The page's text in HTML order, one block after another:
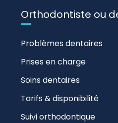
Orthodontiste ou
Problèmes dentaires
Prises en charge
Soins dentaires
Tarifs & disponibilité
Suivi orthodontique